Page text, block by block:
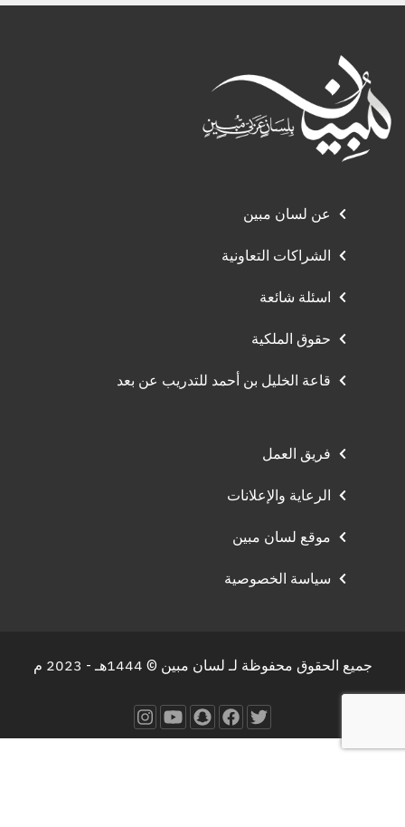
عن لسان مبين
الشراكات التعاونية
اسئلة شائعة
حقوق الملكية
قاعة الخليل بن أحمد للتدريب عن بعد
فريق العمل
الرعاية والإعلانات
موقع لسان مبين
سياسة الخصوصية
جميع الحقوق محفوظة لـ لسان مبين © 1444هـ - 2023 م